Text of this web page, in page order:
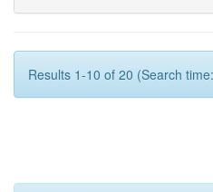
Results 1-10 of 20 (Search